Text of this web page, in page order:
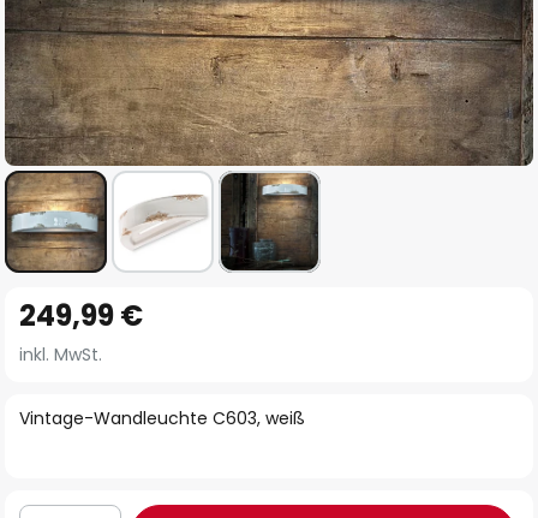
Anfang
der
springen
Vintage-Wandleuchte C603, weiß
249,99 €
inkl. MwSt.